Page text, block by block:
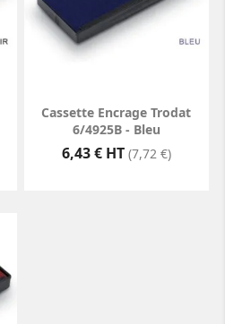
Cassette Encrage Trodat
6/4925B - Bleu
Prix
6,43 € HT (7,72 €)